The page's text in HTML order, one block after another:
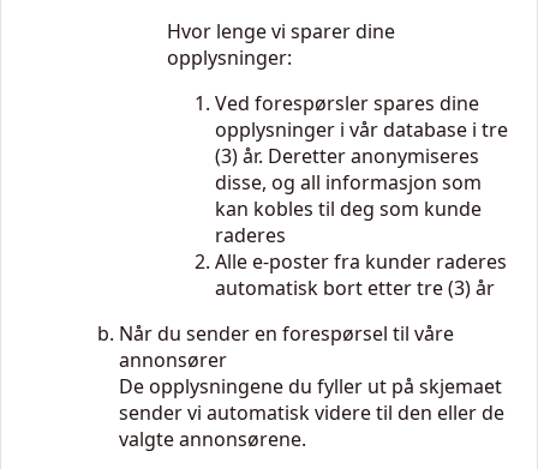
Hvor lenge vi sparer dine
opplysninger:
Ved forespørsler spares dine
opplysninger i vår database i tre
(3) år. Deretter anonymiseres
disse, og all informasjon som
kan kobles til deg som kunde
raderes
Alle e-poster fra kunder raderes
automatisk bort etter tre (3) år
Når du sender en forespørsel til våre
annonsører
De opplysningene du fyller ut på skjemaet
sender vi automatisk videre til den eller de
valgte annonsørene.